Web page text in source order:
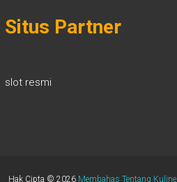
Situs Partner
slot resmi
Hak Cipta © 2026 Membahas Tentang